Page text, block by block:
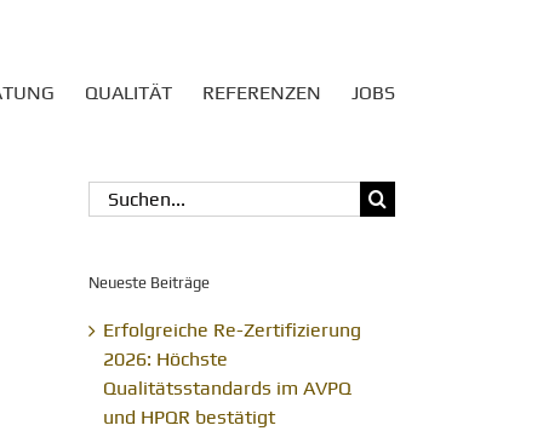
QUALITÄT REFERENZEN JOBS
Suche
nach:
Neueste Beiträge
Erfolgreiche Re-Zertifizierung
2026: Höchste
Qualitätsstandards im AVPQ
und HPQR bestätigt